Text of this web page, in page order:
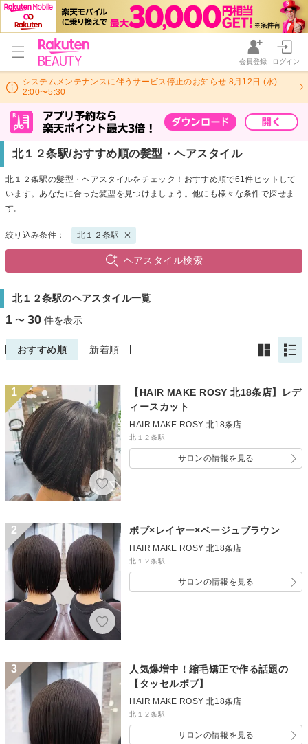
会員登録 ログイン
システムメンテナンスに伴うサービス停止のお知らせ 8月12日 (水)
2:00〜5:30
北１２条駅/おすすめ順の髪型・ヘアスタイル
北１２条駅の髪型・ヘアスタイルをチェック！おすすめ順で61件ヒットして
います。あなたに合った髪型を見つけましょう。他にも様々な条件で探せま
す。
絞り込み条件： 北１２条駅
ヘアスタイル検索
北１２条駅のヘアスタイル一覧
1 〜 30 件を表示
おすすめ順 新着順
1
【HAIR MAKE ROSY 北18条店】レデ
ィースカット
HAIR MAKE ROSY 北18条店
北１２条駅
サロンの情報を見る
2 ボブ×レイヤー×ベージュブラウン
HAIR MAKE ROSY 北18条店
北１２条駅
サロンの情報を見る
3
人気爆増中！縮毛矯正で作る話題の
【タッセルボブ】
HAIR MAKE ROSY 北18条店
北１２条駅
サロンの情報を見る